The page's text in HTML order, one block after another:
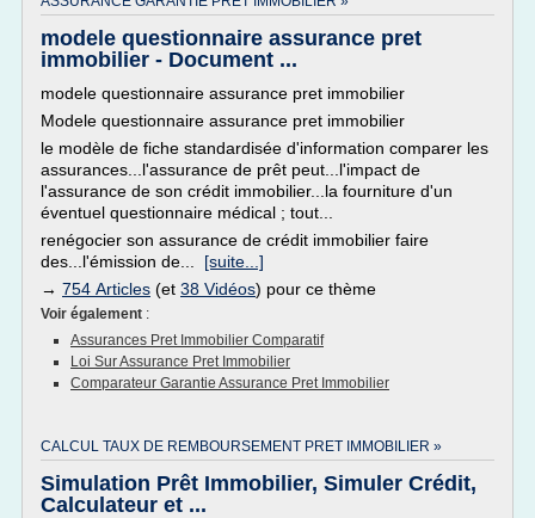
modele questionnaire assurance pret
immobilier - Document ...
modele questionnaire assurance pret immobilier
Modele questionnaire assurance pret immobilier
le modèle de fiche standardisée d'information comparer les
assurances...l'assurance de prêt peut...l'impact de
l'assurance de son crédit immobilier...la fourniture d'un
éventuel questionnaire médical ; tout...
renégocier son assurance de crédit immobilier faire
des...l'émission de... [suite...]
→ 754 Articles (et 38 Vidéos) pour ce thème
Voir également :
Assurances Pret Immobilier Comparatif
Loi Sur Assurance Pret Immobilier
Comparateur Garantie Assurance Pret Immobilier
CALCUL TAUX DE REMBOURSEMENT PRET IMMOBILIER »
Simulation Prêt Immobilier, Simuler Crédit,
Calculateur et ...